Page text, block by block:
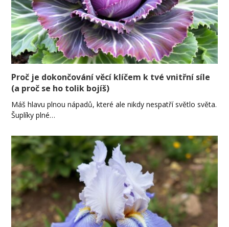
Proč je dokončování věcí klíčem k tvé vnitřní síle
(a proč se ho tolik bojíš)
Máš hlavu plnou nápadů, které ale nikdy nespatří světlo světa.
Šuplíky plné…